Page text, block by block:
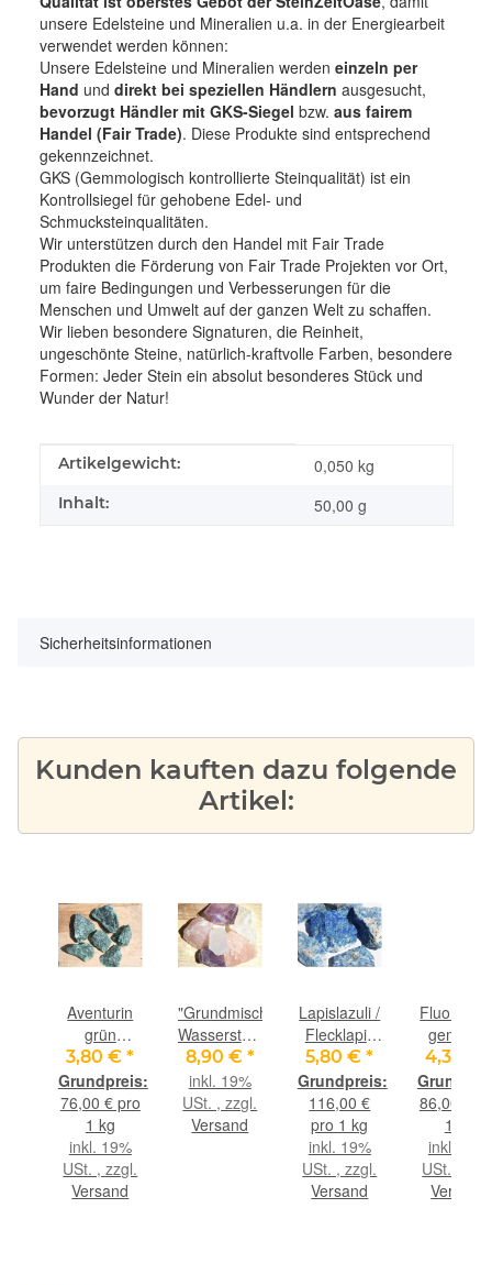
unsere Edelsteine und Mineralien u.a. in der Energiearbeit
verwendet werden können:
Unsere Edelsteine und Mineralien werden einzeln per
Hand und direkt bei speziellen Händlern ausgesucht,
bevorzugt Händler mit GKS-Siegel bzw. aus fairem
Handel (Fair Trade). Diese Produkte sind entsprechend
gekennzeichnet.
GKS (Gemmologisch kontrollierte Steinqualität) ist ein
Kontrollsiegel für gehobene Edel- und
Schmucksteinqualitäten.
Wir unterstützen durch den Handel mit Fair Trade
Produkten die Förderung von Fair Trade Projekten vor Ort,
um faire Bedingungen und Verbesserungen für die
Menschen und Umwelt auf der ganzen Welt zu schaffen.
Wir lieben besondere Signaturen, die Reinheit,
ungeschönte Steine, natürlich-kraftvolle Farben, besondere
Formen: Jeder Stein ein absolut besonderes Stück und
Wunder der Natur!
Produkteigenschaft
Wert
Artikelgewicht: 0,050 kg
Inhalt: 50,00 g
Sicherheitsinformationen
Kunden kauften dazu folgende
Artikel:
Aventurin
grün
Wassersteine-
Sonderqualität
/ Rohsteine
extra
angetrommelt
(Aventurinquarz
grün /
3,80 €*
76,00 € pro
1 kg
inkl. 19%
USt. , zzgl.
Versand
"Grundmischung"
Wassersteine-
Set /
Rohsteine -
ca. 100 g
im Natur-
8,90 € *
inkl. 19%
USt. , zzgl.
Versand
Lapislazuli /
Flecklapis
Wassersteine-
Sonderqualität
/ Rohsteine
extra
angetrommelt
- ca. 50 g
(GKS)
5,80 €*
116,00 €
pro 1 kg
inkl. 19%
USt. , zzgl.
Versand
Fluorit
gemischt
/
extra
- ca. 50 g
(GKS) -
4,30 €
86,00 €
1 kg
inkl. 19%
USt. ,
Versand